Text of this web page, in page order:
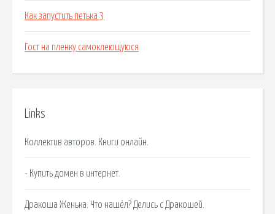
Как запустить петька 3
Гост на пленку самоклеющуюся
Links
Коллектив авторов. Книги онлайн.
- Купить домен в интернет.
Дракоша Женька. Что нашёл? Делись с Дракошей.